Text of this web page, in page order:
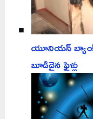
యూనియన్
బూడిదైన ఫైళ్లు